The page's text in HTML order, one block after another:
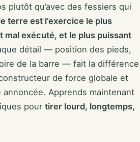
plutôt qu’avec des fessiers qui
terre est l’exercice le plus
mal exécuté, et le plus puissant
détail — position des pieds,
de la barre — fait la différence
de force globale et
annoncée. Apprends maintenant
pour tirer lourd, longtemps,